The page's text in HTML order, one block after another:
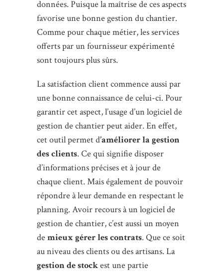
données. Puisque la maîtrise de ces aspects
favorise une bonne gestion du chantier.
Comme pour chaque métier, les services
offerts par un fournisseur expérimenté
sont toujours plus sûrs.
La satisfaction client commence aussi par
une bonne connaissance de celui-ci. Pour
garantir cet aspect, l’usage d’un logiciel de
gestion de chantier peut aider. En effet,
cet outil permet d’améliorer la gestion
des clients. Ce qui signifie disposer
d’informations précises et à jour de
chaque client. Mais également de pouvoir
répondre à leur demande en respectant le
planning. Avoir recours à un logiciel de
gestion de chantier, c’est aussi un moyen
de mieux gérer les contrats. Que ce soit
au niveau des clients ou des artisans. La
gestion de stockest une partie